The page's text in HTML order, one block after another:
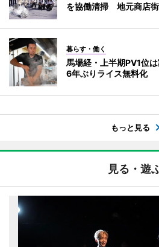
を協働清掃 地元商店
暮らす・働く
馬場経・上半期PV1位
6年ぶりライス無料化
もっと見る
見る・遊